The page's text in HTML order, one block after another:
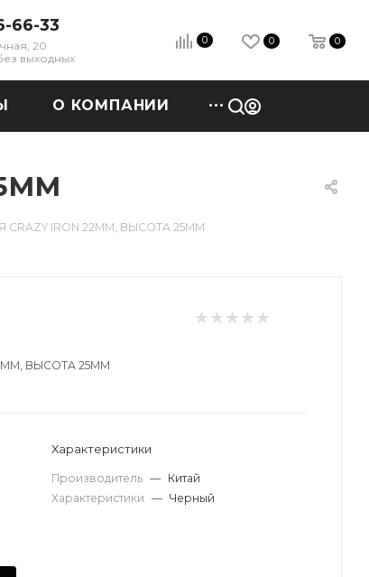
66-33
20
выходных
0 0 0
О КОМПАНИИ
IRON 22ММ, ВЫСОТА 25ММ
ВЫСОТА 25ММ
Характеристики
Производитель — Китай
Характеристики — Черный